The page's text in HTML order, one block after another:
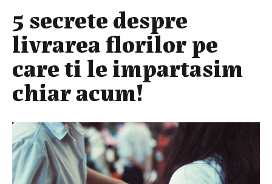
5 secrete despre
livrarea florilor pe
care ti le impartasim
chiar acum!